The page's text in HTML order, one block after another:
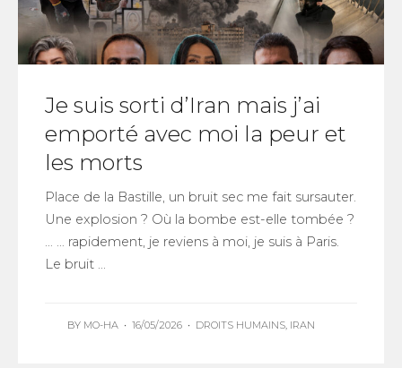
Je suis sorti d’Iran mais j’ai
emporté avec moi la peur et
les morts
Place de la Bastille, un bruit sec me fait sursauter.
Une explosion ? Où la bombe est-elle tombée ?
… … rapidement, je reviens à moi, je suis à Paris.
Le bruit ...
BY MO-HA • 16/05/2026 • DROITS HUMAINS, IRAN